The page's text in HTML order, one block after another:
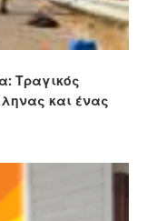
Τραγικός
και ένας